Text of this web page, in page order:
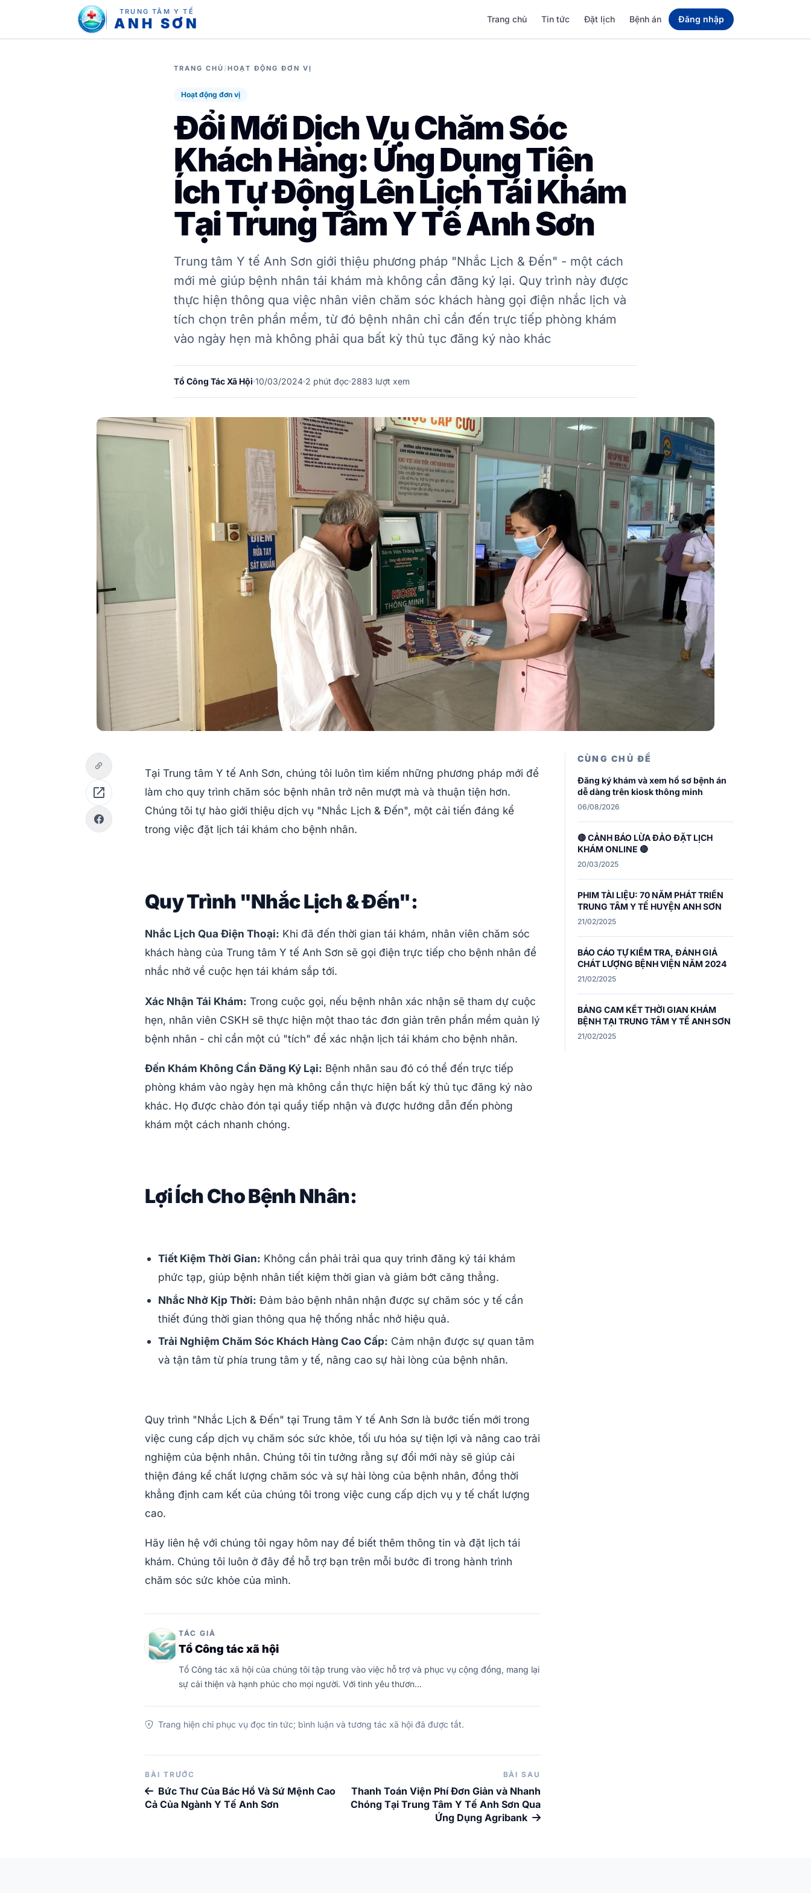
TRUNG TÂM Y TẾ
ANH SƠN Trang chủ Tin tức Đặt lịch Bệnh án Đăng nhập
TRANG CHỦ /HOẠT ĐỘNG ĐƠN VỊ
Hoạt động đơn vị
Đổi Mới Dịch Vụ Chăm Sóc
Khách Hàng: Ứng Dụng Tiện
Ích Tự Động Lên Lịch Tái Khám
Tại Trung Tâm Y Tế Anh Sơn
Trung tâm Y tế Anh Sơn giới thiệu phương pháp "Nhắc Lịch & Đến" - một cách
mới mẻ giúp bệnh nhân tái khám mà không cần đăng ký lại. Quy trình này được
thực hiện thông qua việc nhân viên chăm sóc khách hàng gọi điện nhắc lịch và
tích chọn trên phần mềm, từ đó bệnh nhân chỉ cần đến trực tiếp phòng khám
vào ngày hẹn mà không phải qua bất kỳ thủ tục đăng ký nào khác
Tổ Công Tác Xã Hội 10/03/2024 2 phút đọc 2883 lượt xem
open_in_new
Tại Trung tâm Y tế Anh Sơn, chúng tôi luôn tìm kiếm những phương pháp mới để
làm cho quy trình chăm sóc bệnh nhân trở nên mượt mà và thuận tiện hơn.
Chúng tôi tự hào giới thiệu dịch vụ "Nhắc Lịch & Đến", một cải tiến đáng kể
trong việc đặt lịch tái khám cho bệnh nhân.
Quy Trình "Nhắc Lịch & Đến":
Nhắc Lịch Qua Điện Thoại: Khi đã đến thời gian tái khám, nhân viên chăm sóc
khách hàng của Trung tâm Y tế Anh Sơn sẽ gọi điện trực tiếp cho bệnh nhân để
nhắc nhở về cuộc hẹn tái khám sắp tới.
Xác Nhận Tái Khám: Trong cuộc gọi, nếu bệnh nhân xác nhận sẽ tham dự cuộc
hẹn, nhân viên CSKH sẽ thực hiện một thao tác đơn giản trên phần mềm quản lý
bệnh nhân - chỉ cần một cú "tích" để xác nhận lịch tái khám cho bệnh nhân.
Đến Khám Không Cần Đăng Ký Lại: Bệnh nhân sau đó có thể đến trực tiếp
phòng khám vào ngày hẹn mà không cần thực hiện bất kỳ thủ tục đăng ký nào
khác. Họ được chào đón tại quầy tiếp nhận và được hướng dẫn đến phòng
khám một cách nhanh chóng.
Lợi Ích Cho Bệnh Nhân:
Tiết Kiệm Thời Gian: Không cần phải trải qua quy trình đăng ký tái khám
phức tạp, giúp bệnh nhân tiết kiệm thời gian và giảm bớt căng thẳng.
Nhắc Nhở Kịp Thời: Đảm bảo bệnh nhân nhận được sự chăm sóc y tế cần
thiết đúng thời gian thông qua hệ thống nhắc nhở hiệu quả.
Trải Nghiệm Chăm Sóc Khách Hàng Cao Cấp: Cảm nhận được sự quan tâm
và tận tâm từ phía trung tâm y tế, nâng cao sự hài lòng của bệnh nhân.
Quy trình "Nhắc Lịch & Đến" tại Trung tâm Y tế Anh Sơn là bước tiến mới trong
việc cung cấp dịch vụ chăm sóc sức khỏe, tối ưu hóa sự tiện lợi và nâng cao trải
nghiệm của bệnh nhân. Chúng tôi tin tưởng rằng sự đổi mới này sẽ giúp cải
thiện đáng kể chất lượng chăm sóc và sự hài lòng của bệnh nhân, đồng thời
khẳng định cam kết của chúng tôi trong việc cung cấp dịch vụ y tế chất lượng
cao.
Hãy liên hệ với chúng tôi ngay hôm nay để biết thêm thông tin và đặt lịch tái
khám. Chúng tôi luôn ở đây để hỗ trợ bạn trên mỗi bước đi trong hành trình
chăm sóc sức khỏe của mình.
TÁC GIẢ
Tổ Công tác xã hội
Tổ Công tác xã hội của chúng tôi tập trung vào việc hỗ trợ và phục vụ cộng đồng, mang lại
sự cải thiện và hạnh phúc cho mọi người. Với tình yêu thươn…
Trang hiện chỉ phục vụ đọc tin tức; bình luận và tương tác xã hội đã được tắt.
BÀI TRƯỚC
Bức Thư Của Bác Hồ Và Sứ Mệnh Cao
Cả Của Ngành Y Tế Anh Sơn
BÀI SAU
Thanh Toán Viện Phí Đơn Giản và Nhanh
Chóng Tại Trung Tâm Y Tế Anh Sơn Qua
Ứng Dụng Agribank
CÙNG CHỦ ĐỀ
Đăng ký khám và xem hồ sơ bệnh án
dễ dàng trên kiosk thông minh
06/08/2026
🔴 CẢNH BÁO LỪA ĐẢO ĐẶT LỊCH
KHÁM ONLINE 🔴
20/03/2025
PHIM TÀI LIỆU: 70 NĂM PHÁT TRIỂN
TRUNG TÂM Y TẾ HUYỆN ANH SƠN
21/02/2025
BÁO CÁO TỰ KIỂM TRA, ĐÁNH GIÁ
CHÁT LƯỢNG BỆNH VIỆN NĂM 2024
21/02/2025
BẢNG CAM KẾT THỜI GIAN KHÁM
BỆNH TẠI TRUNG TÂM Y TẾ ANH SƠN
21/02/2025